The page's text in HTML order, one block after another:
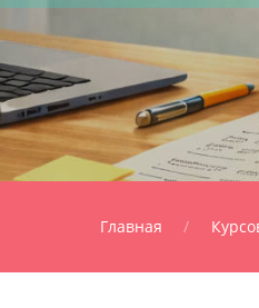
Главная